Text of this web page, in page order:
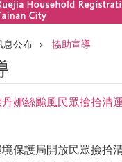
息公布 協助宣導
丹娜絲颱風民眾撿拾清
保護局開放民眾撿拾